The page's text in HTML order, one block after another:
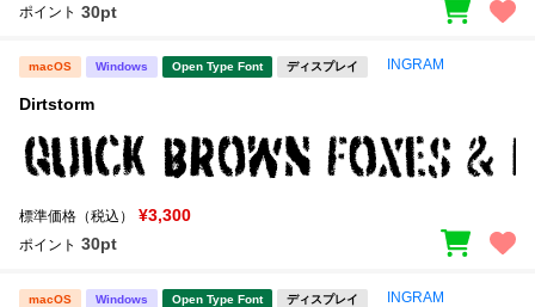
ポイント 30pt
macOS Windows Open Type Font ディスプレイ INGRAM
Dirtstorm
標準価格（税込） ¥3,300
ポイント 30pt
macOS Windows Open Type Font ディスプレイ INGRAM